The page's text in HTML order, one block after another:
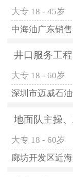
大专 18 - 45岁
中海油广东销
井口服务工
大专 18 - 60岁
深圳市迈威石
地面队主操
大专 18 - 60岁
廊坊开发区近